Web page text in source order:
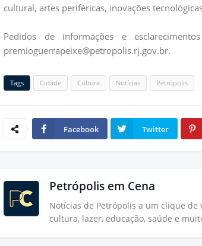
cultural, artes periféricas, inovações
Pedidos de informações e
premioguerrapeixe@petropolis.rj.gov.br.
Tags Cidade Cultura Notícias Petrópolis
Facebook Twitter
Petrópolis em Cena
Notícias de Petrópolis a um clique de
cultura, lazer, educação, saúde e